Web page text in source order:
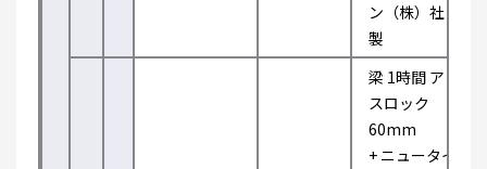
ン（株）社
製
梁 1時間 ア
スロック
60mm
+ ニュータイ